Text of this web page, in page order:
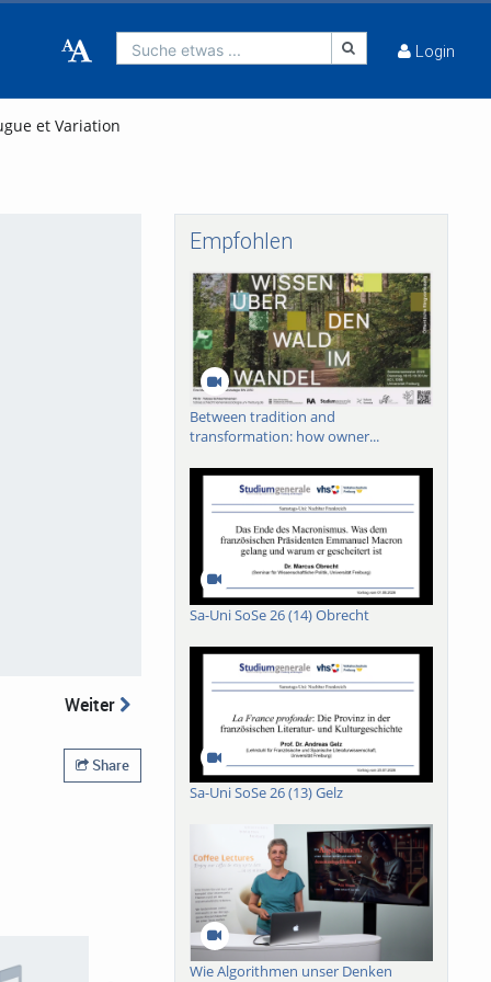
Suche etwas ... Login
et Variation
Weiter
Share
Empfohlen
Between tradition and
transformation: how owner...
Sa-Uni SoSe 26 (14) Obrecht
Sa-Uni SoSe 26 (13) Gelz
Wie Algorithmen unser Denken